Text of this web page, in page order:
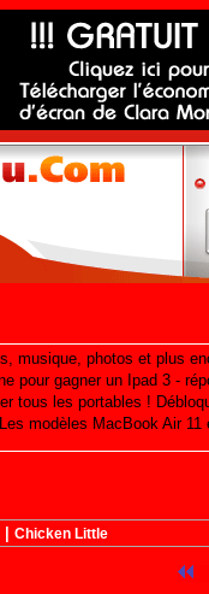
| Chicken Little